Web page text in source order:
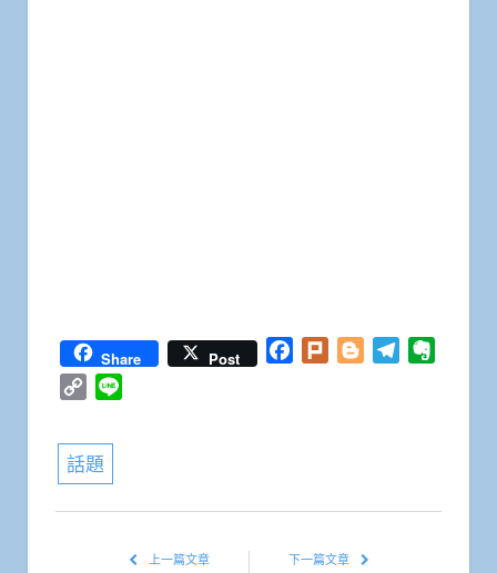
Share Post Facebook
Plurk BloggerTelegram
Copy
話題
上一篇文章 下一篇文章